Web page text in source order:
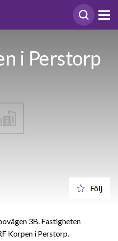
i Perstorp
Följ
3B. Fastigheten
Korpen i Perstorp.